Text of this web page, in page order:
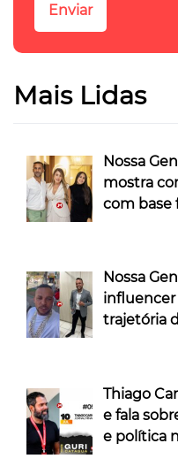
Mais Lidas
Nossa
mostra
com base
Nossa
influencer
trajetória
Thiago
e fala
e política